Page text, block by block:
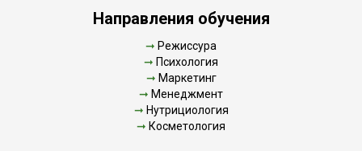
Направления обучения
➞ Режиссура
➞ Психология
➞ Маркетинг
➞ Менеджмент
➞ Нутрициология
➞ Косметология